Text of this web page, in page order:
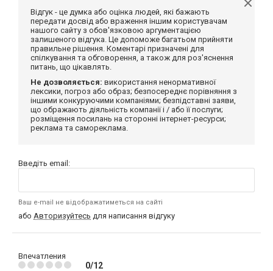
Відгук - це думка або оцінка людей, які бажають
передати досвід або враження іншим користувачам
нашого сайту з обов'язковою аргументацією
залишеного відгука. Це допоможе багатьом прийняти
правильне рішення. Коментарі призначені для
спілкування та обговорення, а також для роз'яснення
питань, що цікавлять.
Не дозволяється: використання ненормативної
лексики, погроз або образ; безпосереднє порівняння з
іншими конкуруючими компаніями; безпідставні заяви,
що ображають діяльність компанії і / або її послуги;
розміщення посилань на сторонні інтернет-ресурси;
реклама та самореклама.
Введіть email:
Ваш e-mail не відображатиметься на сайті
або Авторизуйтесь для написання відгуку
Впечатления
0/12